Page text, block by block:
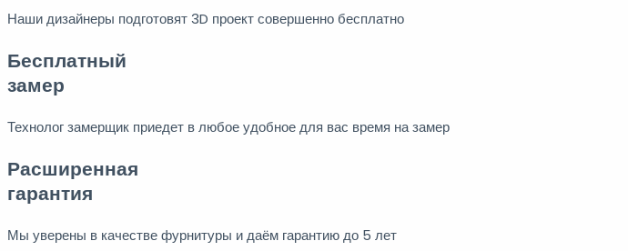
Наши дизайнеры подготовят 3D проект совершенно бесплатно
Бесплатный
замер
Технолог замерщик приедет в любое удобное для вас время на замер
Расширенная
гарантия
Мы уверены в качестве фурнитуры и даём гарантию до 5 лет